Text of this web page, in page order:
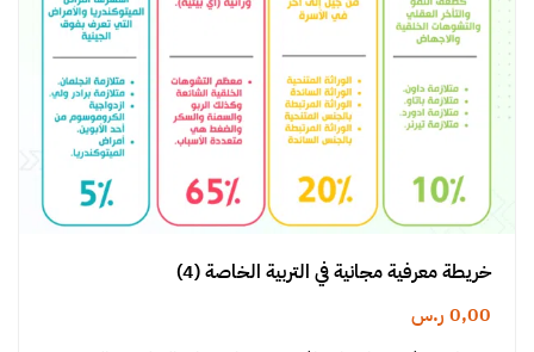
خريطة معرفية مجانية في التربية الخاصة (4)
0,00 ر.س